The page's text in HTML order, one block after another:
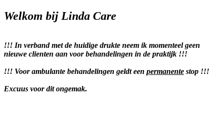
Welkom bij Linda Care
!!! In verband met de huidige drukte neem ik momenteel geen
nieuwe clienten aan voor behandelingen in de praktijk !!!
!!! Voor ambulante behandelingen geldt een permanente stop !!!
Excuus voor dit ongemak.